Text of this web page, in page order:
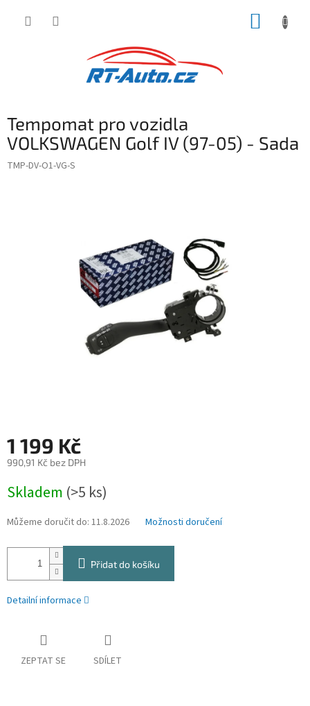
Tempomat pro vozidla
VOLKSWAGEN Golf IV (97-05) - Sada
TMP-DV-O1-VG-S
1 199 Kč
990,91 Kč bez DPH
cena:
Skladem (>5 ks)
Můžeme doručit do: 11.8.2026 Možnosti doručení
Přidat do košíku
Detailní informace
ZEPTAT SE SDÍLET